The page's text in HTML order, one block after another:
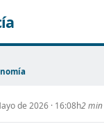
de 2026 · 16:08h2